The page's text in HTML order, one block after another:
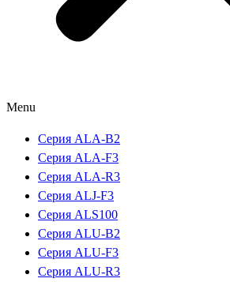
Menu
Серия ALA-B2
Серия ALA-F3
Серия ALA-R3
Серия ALJ-F3
Серия ALS100
Серия ALU-B2
Серия ALU-F3
Серия ALU-R3